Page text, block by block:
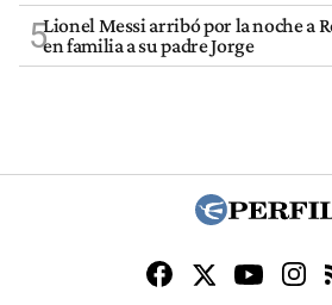
5Lionel Messi arribó por la noche a
en familia a su padre Jorge